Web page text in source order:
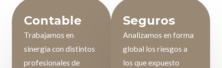
Contable
Trabajamos en
sinergia con distintos
profesionales de
Seguros
Analizamos en forma
global los riesgos a
los que expuesto